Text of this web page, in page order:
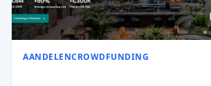
AANDELENCROWDFUNDING